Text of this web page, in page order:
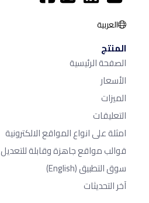
العربية
المنتج
الصفحة الرئيسية
الأسعار
الميزات
التعليقات
امثلة على انواع المواقع الالكترونية
قوالب مواقع جاهزة وقابلة للتعديل
سوق التطبيق(English)
آخر التحديثات